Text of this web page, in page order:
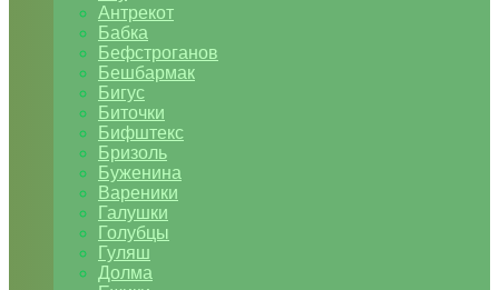
Антрекот
Бабка
Бефстроганов
Бешбармак
Бигус
Биточки
Бифштекс
Бризоль
Буженина
Вареники
Галушки
Голубцы
Гуляш
Долма